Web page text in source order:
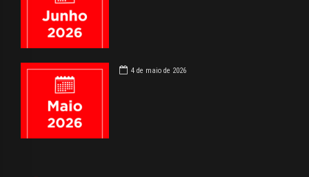
4 de maio de 2026